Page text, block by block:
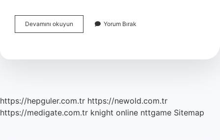
Devamını okuyun
Ş
Lakabı
Yorum Bırak
https://hepguler.com.tr https://newold.com.tr
https://medigate.com.tr knight online nttgame Sitemap